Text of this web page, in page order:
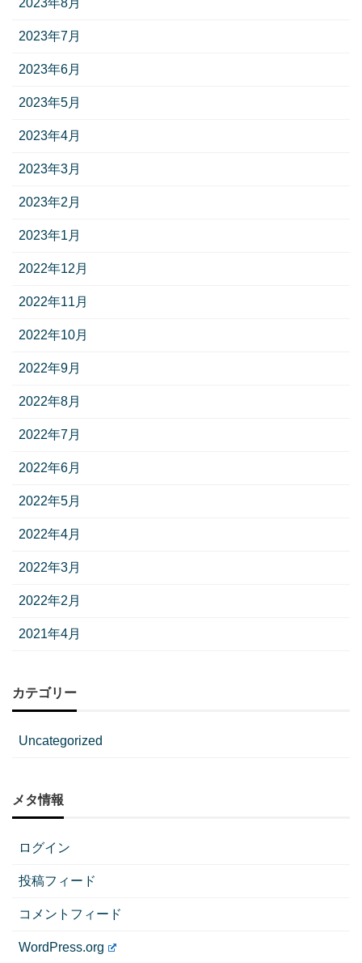
2023年8月
2023年7月
2023年6月
2023年5月
2023年4月
2023年3月
2023年2月
2023年1月
2022年12月
2022年11月
2022年10月
2022年9月
2022年8月
2022年7月
2022年6月
2022年5月
2022年4月
2022年3月
2022年2月
2021年4月
カテゴリー
Uncategorized
メタ情報
ログイン
投稿フィード
コメントフィード
WordPress.org